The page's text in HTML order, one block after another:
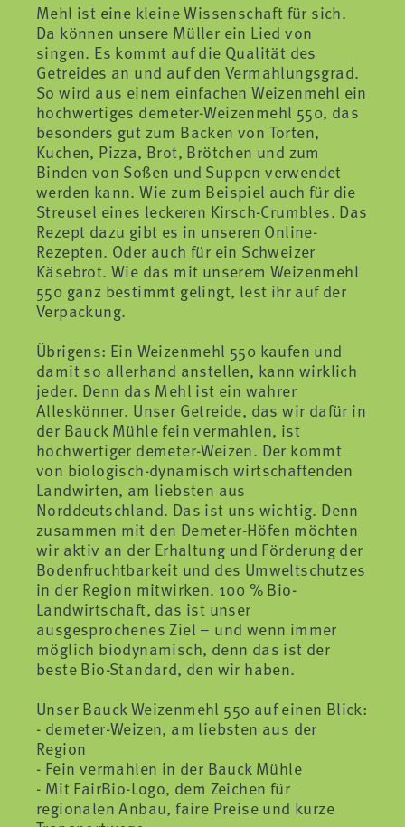
Mehl ist eine kleine Wissenschaft für sich.
Da können unsere Müller ein Lied von
singen. Es kommt auf die Qualität des
Getreides an und auf den Vermahlungsgrad.
So wird aus einem einfachen Weizenmehl ein
hochwertiges demeter-Weizenmehl 550, das
besonders gut zum Backen von Torten,
Kuchen, Pizza, Brot, Brötchen und zum
Binden von Soßen und Suppen verwendet
werden kann. Wie zum Beispiel auch für die
Streusel eines leckeren Kirsch-Crumbles. Das
Rezept dazu gibt es in unseren Online-
Rezepten. Oder auch für ein Schweizer
Käsebrot. Wie das mit unserem Weizenmehl
550 ganz bestimmt gelingt, lest ihr auf der
Verpackung.
Übrigens: Ein Weizenmehl 550 kaufen und
damit so allerhand anstellen, kann wirklich
jeder. Denn das Mehl ist ein wahrer
Alleskönner. Unser Getreide, das wir dafür in
der Bauck Mühle fein vermahlen, ist
hochwertiger demeter-Weizen. Der kommt
von biologisch-dynamisch wirtschaftenden
Landwirten, am liebsten aus
Norddeutschland. Das ist uns wichtig. Denn
zusammen mit den Demeter-Höfen möchten
wir aktiv an der Erhaltung und Förderung der
Bodenfruchtbarkeit und des Umweltschutzes
in der Region mitwirken. 100 % Bio-
Landwirtschaft, das ist unser
ausgesprochenes Ziel – und wenn immer
möglich biodynamisch, denn das ist der
beste Bio-Standard, den wir haben.
Unser Bauck Weizenmehl 550 auf einen Blick:
- demeter-Weizen, am liebsten aus der
Region
- Fein vermahlen in der Bauck Mühle
- Mit FairBio-Logo, dem Zeichen für
regionalen Anbau, faire Preise und kurze